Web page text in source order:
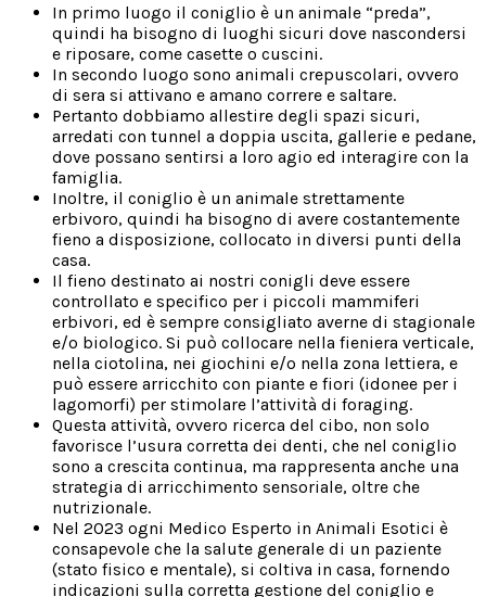
In primo luogo il coniglio è un animale “preda”,
quindi ha bisogno di luoghi sicuri dove nascondersi
e riposare, come casette o cuscini.
In secondo luogo sono animali crepuscolari, ovvero
di sera si attivano e amano correre e saltare.
Pertanto dobbiamo allestire degli spazi sicuri,
arredati con tunnel a doppia uscita, gallerie e pedane,
dove possano sentirsi a loro agio ed interagire con la
famiglia.
Inoltre, il coniglio è un animale strettamente
erbivoro, quindi ha bisogno di avere costantemente
fieno a disposizione, collocato in diversi punti della
casa.
Il fieno destinato ai nostri conigli deve essere
controllato e specifico per i piccoli mammiferi
erbivori, ed è sempre consigliato averne di stagionale
e/o biologico. Si può collocare nella fieniera verticale,
nella ciotolina, nei giochini e/o nella zona lettiera, e
può essere arricchito con piante e fiori (idonee per i
lagomorfi) per stimolare l’attività di foraging.
Questa attività, ovvero ricerca del cibo, non solo
favorisce l’usura corretta dei denti, che nel coniglio
sono a crescita continua, ma rappresenta anche una
strategia di arricchimento sensoriale, oltre che
nutrizionale.
Nel 2023 ogni Medico Esperto in Animali Esotici è
consapevole che la salute generale di un paziente
(stato fisico e mentale), si coltiva in casa, fornendo
indicazioni sulla corretta gestione del coniglio e